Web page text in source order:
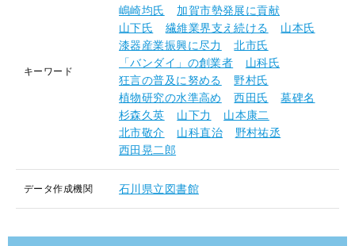
キーワード
嶋崎均氏
加賀市勢発展に貢献
山下氏
繊維業界支え続ける
山本氏
漆器産業振興に尽力
北市氏
「バンダイ」の創業者
山科氏
狂言の普及に努める
野村氏
植物研究の水準高め
西田氏
墓碑名
杉森久英
山下力
山本康二
北市敬介
山科直治
野村祐丞
西田晃二郎
データ作成機関 石川県立図書館